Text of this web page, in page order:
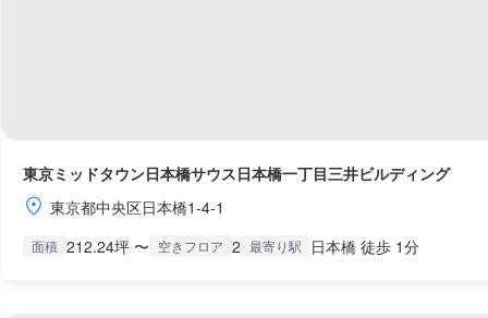
東京ミッドタウン日本橋サウス日本橋一丁目三井ビルディング
東京都中央区日本橋1-4-1
面積 212.24坪 〜 空きフロア 2 最寄り駅 日本橋 徒歩 1分